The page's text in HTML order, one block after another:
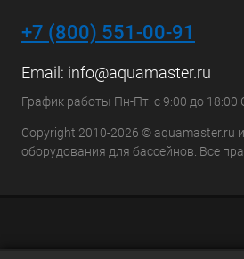
+7 (800) 551-00-91
Email: info@aquamaster.ru
График работы Пн-Пт: с 9:00 до 18:00
Copyright 2010-2026 © aquamaster.ru
оборудования для бассейнов. Все